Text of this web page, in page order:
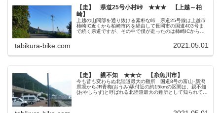
【走】 県道25号小村峠 ★★★ 【上越～柏
崎】
上越の山間部を通り抜ける素朴な峠 県道25号線は上越市
柿崎IC近くから柏崎市内を経由して長岡市の国道403号ま
で続く県道ですが、その中で僕が走ったのは柿崎ICから小
tabikura-bike.com 2021.05.01
【走】 親不知 ★★☆ 【糸魚川市】
今も昔も変わらぬ北陸道最大の難所 国道8号の富山･新潟
県境からJR青梅(おうみ)駅付近の約15kmの区間は、親不知
(おやしらず)と呼ばれる北陸道最大の難所として知られてい